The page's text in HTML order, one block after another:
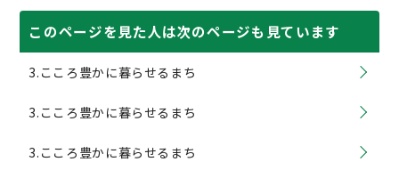
このページを見た人は次のページも見ています
3.こころ豊かに暮らせるまち
3.こころ豊かに暮らせるまち
3.こころ豊かに暮らせるまち